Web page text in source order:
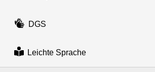
DGS
Leichte Sprache